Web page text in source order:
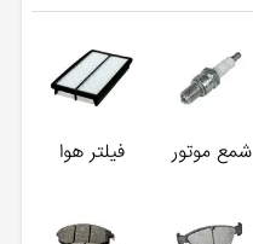
شمع موتور فیلتر هوا